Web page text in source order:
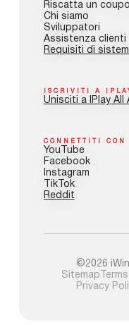
Riscatta un
Chi siamo
Sviluppatori
Assistenza clienti
Requisiti di
ISCRIVITI A
Unisciti a IPlay
CONNETTITI CON
YouTube
Facebook
Instagram
TikTok
Reddit
©2026
Sitemap
Privacy